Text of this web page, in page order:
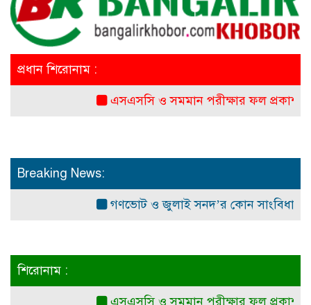
প্রধান শিরোনাম :
এসএসসি ও সমমান পরীক্ষার ফল প্রকাশ সোমবার
Breaking News:
গণভোট ও জুলাই সনদ’র কোন সাংবিধানিক ও
শিরোনাম :
এসএসসি ও সমমান পরীক্ষার ফল প্রকাশ সোমবার